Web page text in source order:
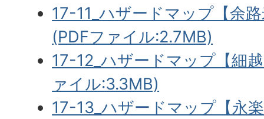
17-11_ハザードマップ【余
(PDFファイル:2.7MB)
17-12_ハザードマップ【細
ァイル:3.3MB)
17-13_ハザードマップ【永